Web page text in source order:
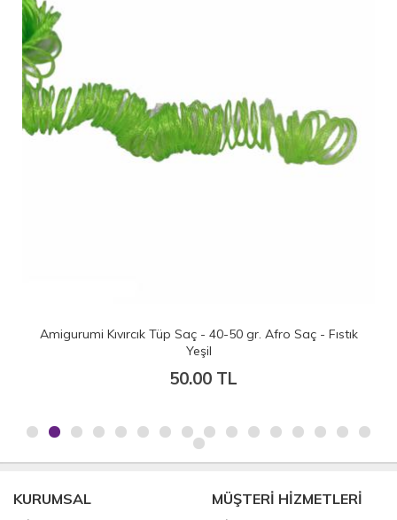
Amigurumi Kıvırcık Tüp Saç - 40-50 gr. Afro Saç - Fıstık
Yeşil
50.00 TL
KURUMSAL MÜŞTERİ HİZMETLERİ